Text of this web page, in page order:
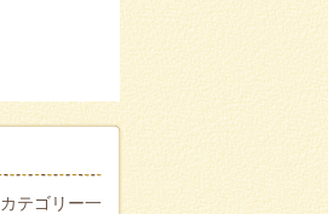
カテゴリー一